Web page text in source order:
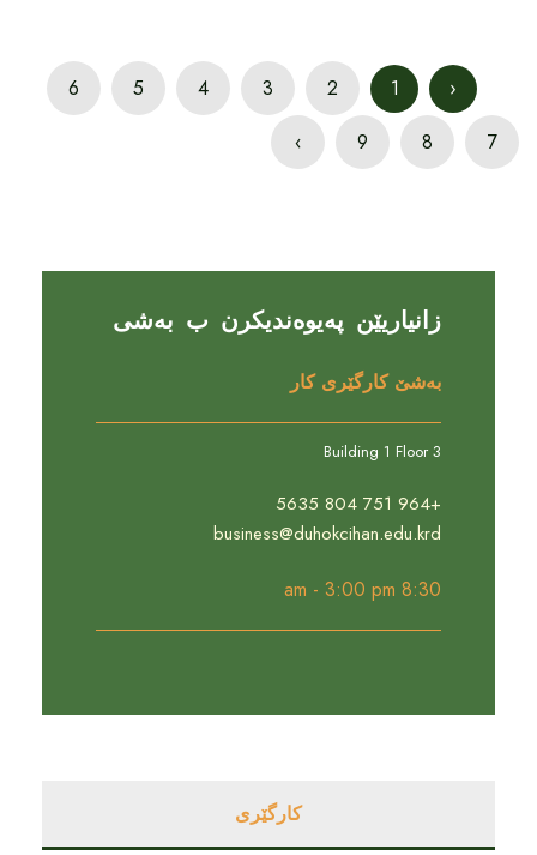
‹
1
2
3
4
5
6
7
8
9
›
زانیاریێن پەیوەندیکرن ب بەشی
بەشێ کارگێری کار
Building 1 Floor 3
+964 751 804 5635
business@duhokcihan.edu.krd
8:30 am - 3:00 pm
کارگێری